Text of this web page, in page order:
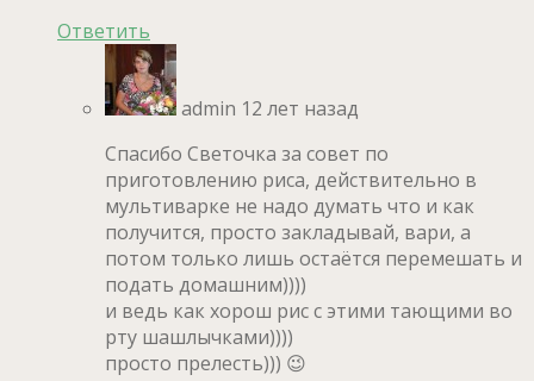
Ответить
admin 12 лет назад
Спасибо Светочка за совет по
приготовлению риса, действительно в
мультиварке не надо думать что и как
получится, просто закладывай, вари, а
потом только лишь остаётся перемешать и
подать домашним))))
и ведь как хорош рис с этими тающими во
рту шашлычками))))
просто прелесть))) 😉